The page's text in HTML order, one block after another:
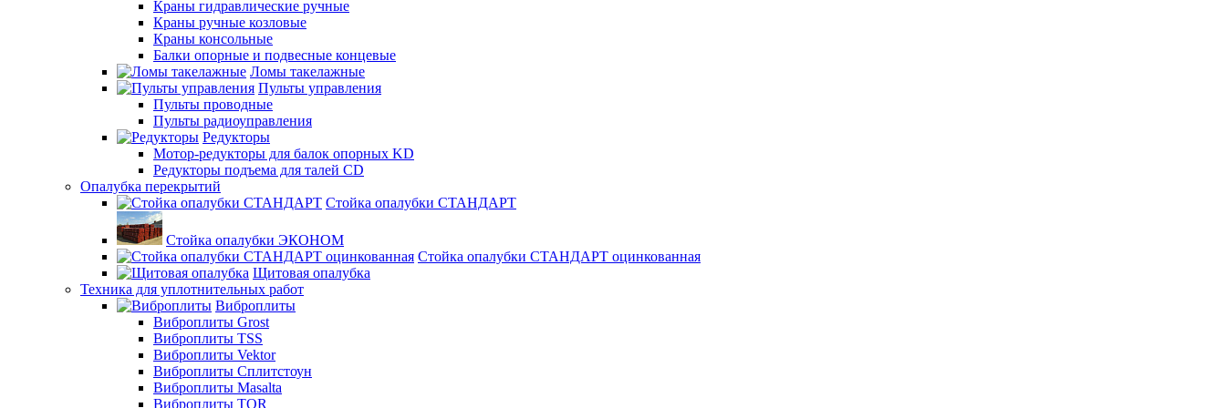
Краны гидравлические ручные
Краны ручные козловые
Краны консольные
Балки опорные и подвесные концевые
Ломы такелажные
Пульты управления
Пульты проводные
Пульты радиоуправления
Редукторы
Мотор-редукторы для балок опорных KD
Редукторы подъема для талей CD
Опалубка перекрытий
Стойка опалубки СТАНДАРТ
Стойка опалубки ЭКОНОМ
Стойка опалубки СТАНДАРТ оцинкованная
Щитовая опалубка
Техника для уплотнительных работ
Виброплиты
Виброплиты Grost
Виброплиты TSS
Виброплиты Vektor
Виброплиты Сплитстоун
Виброплиты Masalta
Виброплиты TOR